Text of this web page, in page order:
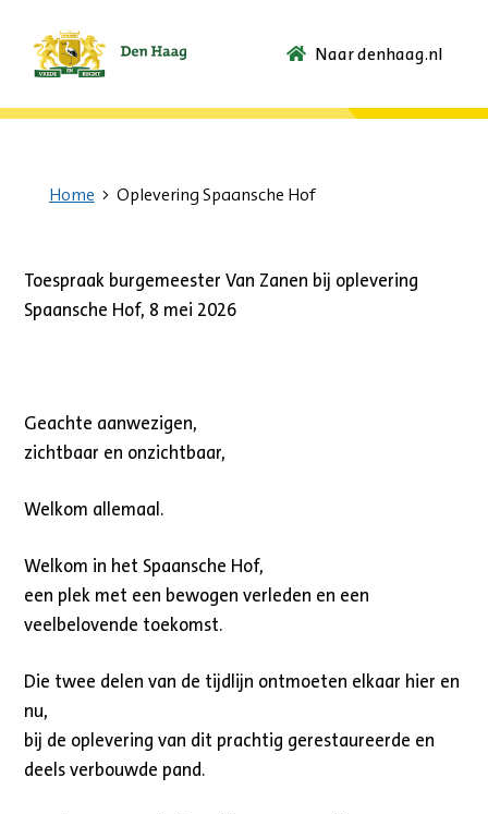
Ga
de
Naar denhaag.nl
Home Oplevering Spaansche Hof
Toespraak burgemeester Van Zanen bij oplevering
Spaansche Hof, 8 mei 2026
Geachte aanwezigen,
zichtbaar en onzichtbaar,
Welkom allemaal.
Welkom in het Spaansche Hof,
een plek met een bewogen verleden en een
veelbelovende toekomst.
Die twee delen van de tijdlijn ontmoeten elkaar hier en
nu,
bij de oplevering van dit prachtig gerestaureerde en
deels verbouwde pand.